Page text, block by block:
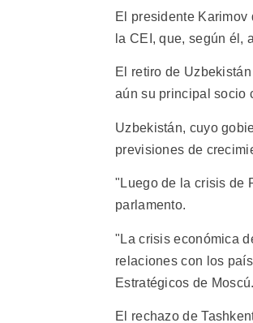
El presidente
la CEI, que, según él,
El retiro de
aún su principal socio
Uzbekistán, cuyo
previsiones de
"Luego de la crisis de
parlamento.
"La crisis económica
relaciones con los
Estratégicos de Moscú.
El rechazo de